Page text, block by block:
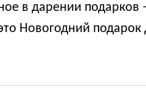
в дарении подарков
Новогодний подарок